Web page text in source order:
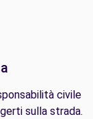
civile
sulla strada.